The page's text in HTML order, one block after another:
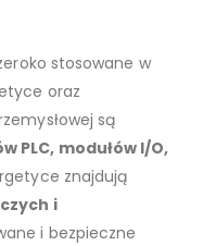
stosowane w
oraz
są
PLC, modułów I/O,
znajdują
i
i bezpieczne